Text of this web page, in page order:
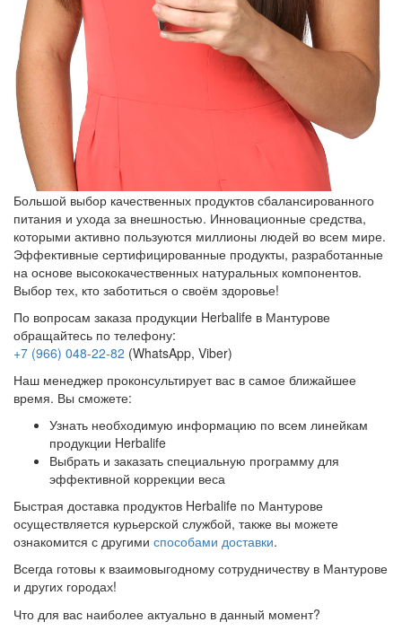
Большой выбор качественных продуктов сбалансированного
питания и ухода за внешностью. Инновационные средства,
которыми активно пользуются миллионы людей во всем мире.
Эффективные сертифицированные продукты, разработанные
на основе высококачественных натуральных компонентов.
Выбор тех, кто заботиться о своём здоровье!
По вопросам заказа продукции Herbalife в Мантурове
обращайтесь по телефону:
+7 (966) 048-22-82 (WhatsApp, Viber)
Наш менеджер проконсультирует вас в самое ближайшее
время. Вы сможете:
Узнать необходимую информацию по всем линейкам
продукции Herbalife
Выбрать и заказать специальную программу для
эффективной коррекции веса
Быстрая доставка продуктов Herbalife по Мантурове
осуществляется курьерской службой, также вы можете
ознакомится с другими способами доставки.
Всегда готовы к взаимовыгодному сотрудничеству в Мантурове
и других городах!
Что для вас наиболее актуально в данный момент?